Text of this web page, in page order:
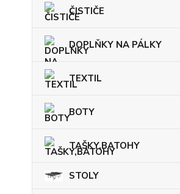
ČISTIČE
DOPLŇKY NA PÁLKY
TEXTIL
BOTY
TAŠKY,BATOHY
STOLY